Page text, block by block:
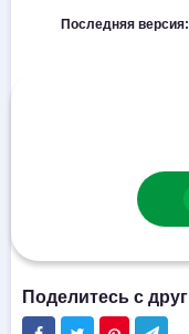
Последняя версия: